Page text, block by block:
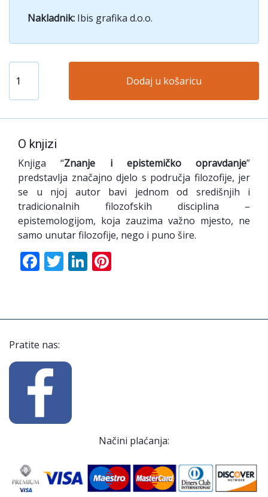
Nakladnik: Ibis grafika d.o.o.
Dodaj u košaricu
O knjizi
Knjiga “Znanje i epistemičko opravdanje”
predstavlja značajno djelo s područja filozofije, jer
se u njoj autor bavi jednom od središnjih i
tradicionalnih filozofskih disciplina –
epistemologijom, koja zauzima važno mjesto, ne
samo unutar filozofije, nego i puno šire.
Facebook
TwitterLinkedIn
Pratite nas:
Načini plaćanja: